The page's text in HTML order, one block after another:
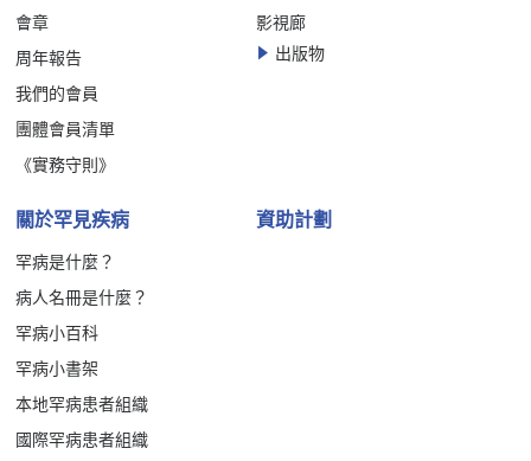
會章
周年報告
我們的會員
團體會員清單
《實務守則》
影視廊
出版物
關於罕見疾病
罕病是什麼？
病人名冊是什麼？
罕病小百科
罕病小書架
本地罕病患者組織
國際罕病患者組織
資助計劃